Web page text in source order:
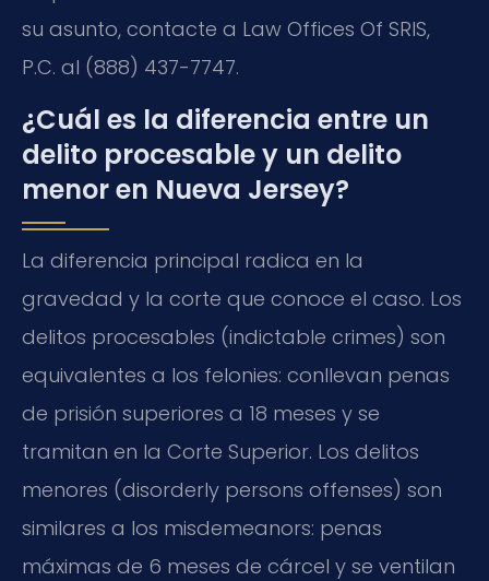
su asunto, contacte a Law Offices Of SRIS,
P.C. al (888) 437-7747.
¿Cuál es la diferencia entre un
delito procesable y un delito
menor en Nueva Jersey?
La diferencia principal radica en la
gravedad y la corte que conoce el caso. Los
delitos procesables (indictable crimes) son
equivalentes a los felonies: conllevan penas
de prisión superiores a 18 meses y se
tramitan en la Corte Superior. Los delitos
menores (disorderly persons offenses) son
similares a los misdemeanors: penas
máximas de 6 meses de cárcel y se ventilan